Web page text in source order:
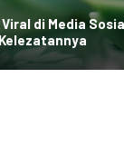
di Media
Kelezatannya